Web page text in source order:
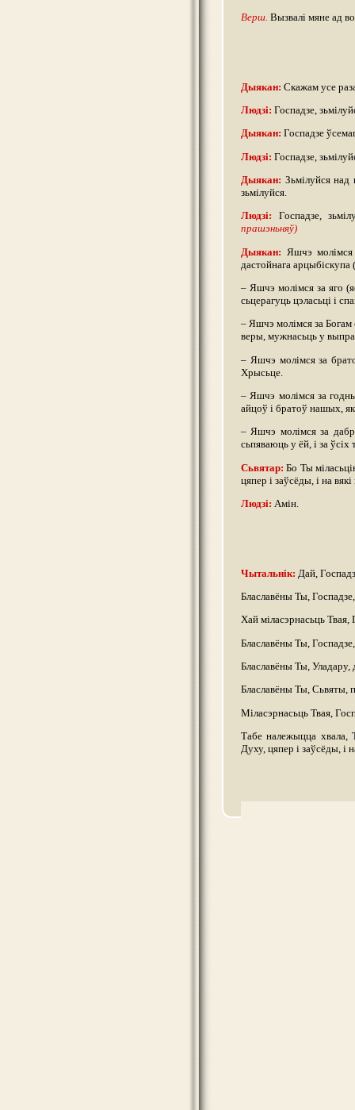
Верш. Вызвалі мяне ад
Дыякан: Скажам усе
Людзі: Госпадзе,
Дыякан: Госпадзе
Людзі: Госпадзе,
Дыякан: Зьмілуйся над
зьмілуйся.
Людзі: Госпадзе,
прашэньняў)
Дыякан: Яшчэ
дастойнага
– Яшчэ молімся за яго
сьцерагуць цэласьці і
– Яшчэ молімся за Богам
веры, мужнасьць у
– Яшчэ молімся за
Хрысьце.
– Яшчэ молімся за
айцоў і братоў нашых,
– Яшчэ молімся за
сьпяваюць у ёй, і за
Сьвятар: Бо Ты
цяпер і заўсёды, і на вякі
Людзі: Амін.
Чытальнік: Дай,
Блаславёны Ты,
Хай міласэрнасьць
Блаславёны Ты,
Блаславёны Ты, Уладару,
Блаславёны Ты, Сьвяты,
Міласэрнасьць Твая,
Табе належыцца хвала,
Духу, цяпер і заўсёды, і